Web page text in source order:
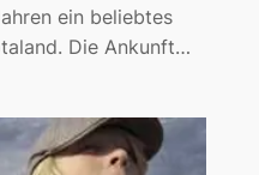
ein beliebtes
Die Ankunft…